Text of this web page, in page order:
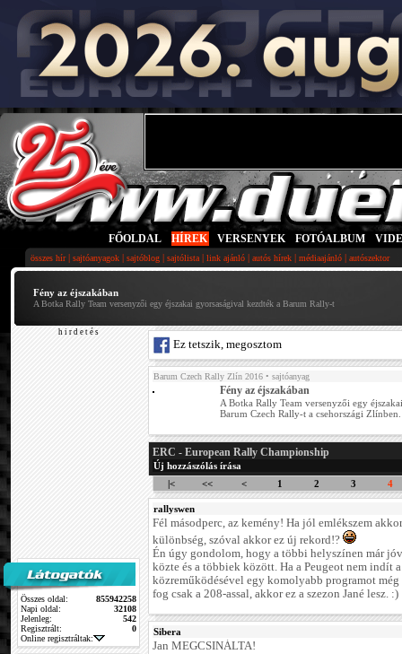
FŐOLDAL HÍREK VERSENYEK FOTÓALBUM
összes hír| sajtóanyagok | sajtóblog | sajtólista | link ajánló | autós hírek | médiaajánló | autószektor
Fény az éjszakában
A Botka Rally Team versenyzői egy éjszakai gyorsaságival kezdték a Barum Rally-t
h i r d e t é s
Összes oldal:
855942258
Napi oldal:
32108
Jelenleg:
542
Regisztrált:
0
Online regisztráltak:
Ez tetszik, megosztom
Barum Czech Rally Zlín 2016 • sajtóanyag
Fény az éjszakában
A Botka Rally Team versenyzői egy
Barum Czech Rally-t a csehországi
ERC - European Rally Championship
Új hozzászólás írása
|<
<< < 1 2 3 4
rallyswen
Fél másodperc, az kemény! Ha jól emlékszem
különbség, szóval akkor ez új rekord!?
Én úgy gondolom, hogy a többi helyszínen már
közte és a többiek között. Ha a Peugeot nem indít
közreműködésével egy komolyabb programot
fog csak a 208-assal, akkor ez a szezon Jané lesz. :)
Sibera
Jan MEGCSINÁLTA!